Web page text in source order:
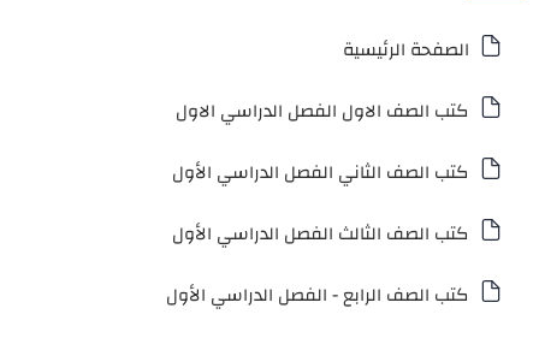
الصفحة الرئيسية
كتب الصف الاول الفصل الدراسي الاول
كتب الصف الثاني الفصل الدراسي الأول
كتب الصف الثالث الفصل الدراسي الأول
كتب الصف الرابع - الفصل الدراسي الأول